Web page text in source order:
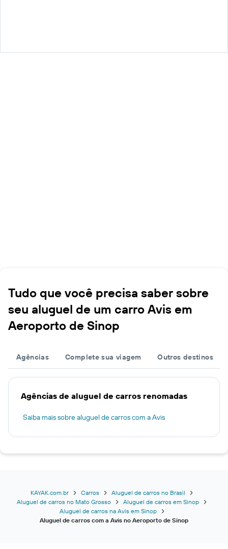
Tudo que você precisa saber sobre
seu aluguel de um carro Avis em
Aeroporto de Sinop
Agências Complete sua viagem Outros destinos
Agências de aluguel de carros renomadas
Saiba mais sobre aluguel de carros com a Avis
KAYAK.com.br Carros
Aluguel de carros no Brasil
Aluguel de carros no Mato Grosso
Aluguel de carros em Sinop
Aluguel de carros na Avis em Sinop
Aluguel de carros com a Avis no Aeroporto de Sinop